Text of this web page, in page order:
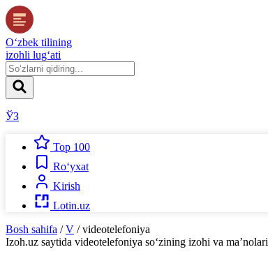
O‘zbek tilining
izohli lug‘ati
ЎЗ
Top 100
Ro‘yxat
Kirish
Lotin.uz
Bosh sahifa / V / videotelefoniya
Izoh.uz saytida videotelefoniya so‘zining izohi va ma’nolari